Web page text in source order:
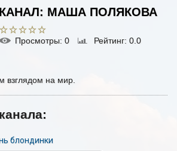
КАНАЛ: МАША ПОЛЯКОВА
Просмотры: 0 Рейтинг: 0.0
взглядом на мир.
:
блондинки